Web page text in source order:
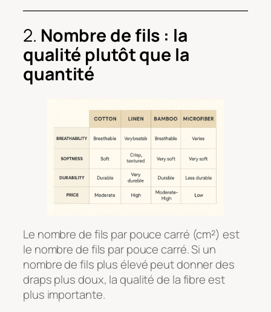
2. Nombre de fils : la
qualité plutôt que la
quantité
Le nombre de fils par pouce carré (cm²) est
le nombre de fils par pouce carré. Si un
nombre de fils plus élevé peut donner des
draps plus doux, la qualité de la fibre est
plus importante.